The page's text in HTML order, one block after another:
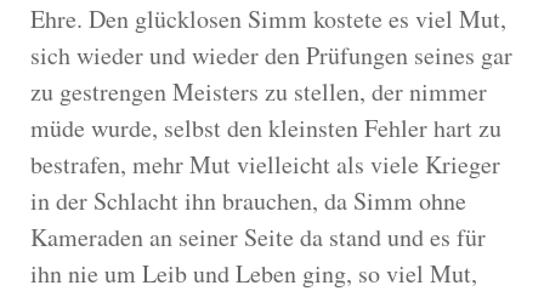
Ehre. Den glücklosen Simm kostete es viel Mut,
sich wieder und wieder den Prüfungen seines gar
zu gestrengen Meisters zu stellen, der nimmer
müde wurde, selbst den kleinsten Fehler hart zu
bestrafen, mehr Mut vielleicht als viele Krieger
in der Schlacht ihn brauchen, da Simm ohne
Kameraden an seiner Seite da stand und es für
ihn nie um Leib und Leben ging, so viel Mut,